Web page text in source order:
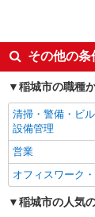
即日勤務OK
Web面接OK
ミドル（40代～
語学力を活かせ
ボーナス・賞与
日払い
10時～勤務OK
ネイルOK
その他の
稲城市の職種
清掃・警備・ビ
設備管理
営業
オフィスワーク
稲城市の人気